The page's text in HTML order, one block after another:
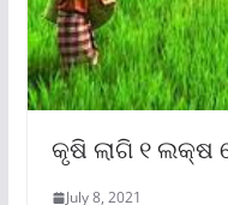
କୃଷି ଲାଗି ୧ ଲକ୍ଷ
July 8, 2021